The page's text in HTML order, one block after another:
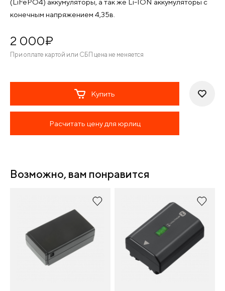
(LiFePO4) аккумуляторы, а так же Li-ION аккумуляторы с
конечным напряжением 4,35в.
2 000¤
При оплате картой или СБП цена не меняется
Купить
Расчитать цену для юрлиц
Возможно, вам понравится